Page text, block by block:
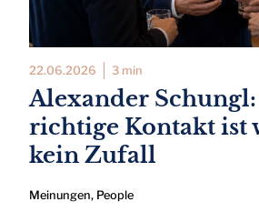
22.06.2026 3 min
Alexander
richtige Kontakt ist
kein Zufall
Meinungen, People